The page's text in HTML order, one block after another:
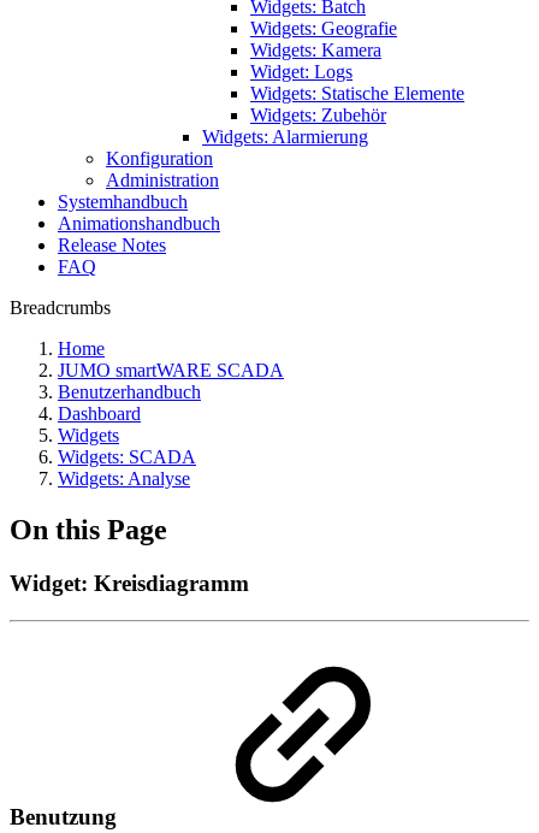
Widgets: Batch
Widgets: Geografie
Widgets: Kamera
Widget: Logs
Widgets: Statische Elemente
Widgets: Zubehör
Widgets: Alarmierung
Konfiguration
Administration
Systemhandbuch
Animationshandbuch
Release Notes
FAQ
Breadcrumbs
Home
JUMO smartWARE SCADA
Benutzerhandbuch
Dashboard
Widgets
Widgets: SCADA
Widgets: Analyse
On this Page
Widget: Kreisdiagramm
Benutzung